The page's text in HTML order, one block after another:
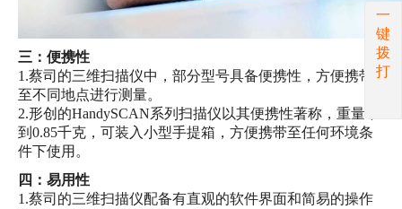
三：便携性
1.蔡司的三维扫描仪中，部分型号具备便携性，方便携带
至不同地点进行测量。
2.形创的HandySCAN系列扫描仪以其便携性著称，重量不
到0.85千克，可装入小型手提箱，方便携带至任何环境条
件下使用。
四：易用性
1.蔡司的三维扫描仪配备有直观的软件界面和简易的操作
一
键
拨
打